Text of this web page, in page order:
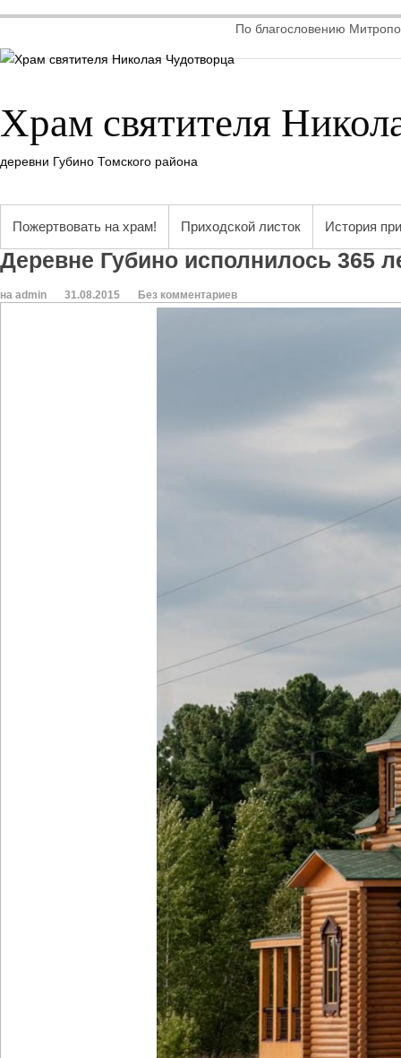
По благословению
Храм святителя
деревни Губино Томского района
Пожертвовать на храм! Приходской листок История
Деревне Губино исполнилось 365
на admin 31.08.2015 Без комментариев